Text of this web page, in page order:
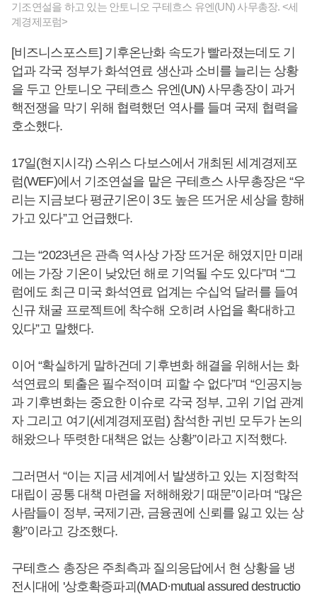
기조연설을 하고 있는 안토니오 구테흐스 유엔(UN) 사무총장. <세
계경제포럼>
[비즈니스포스트] 기후온난화 속도가 빨라졌는데도 기
업과 각국 정부가 화석연료 생산과 소비를 늘리는 상황
을 두고 안토니오 구테흐스 유엔(UN) 사무총장이 과거
핵전쟁을 막기 위해 협력했던 역사를 들며 국제 협력을
호소했다.
17일(현지시각) 스위스 다보스에서 개최된 세계경제포
럼(WEF)에서 기조연설을 맡은 구테흐스 사무총장은 “우
리는 지금보다 평균기온이 3도 높은 뜨거운 세상을 향해
가고 있다”고 언급했다.
그는 “2023년은 관측 역사상 가장 뜨거운 해였지만 미래
에는 가장 기온이 낮았던 해로 기억될 수도 있다”며 “그
럼에도 최근 미국 화석연료 업계는 수십억 달러를 들여
신규 채굴 프로젝트에 착수해 오히려 사업을 확대하고
있다”고 말했다.
이어 “확실하게 말하건데 기후변화 해결을 위해서는 화
석연료의 퇴출은 필수적이며 피할 수 없다”며 “인공지능
과 기후변화는 중요한 이슈로 각국 정부, 고위 기업 관계
자 그리고 여기(세계경제포럼) 참석한 귀빈 모두가 논의
해왔으나 뚜렷한 대책은 없는 상황”이라고 지적했다.
그러면서 “이는 지금 세계에서 발생하고 있는 지정학적
대립이 공통 대책 마련을 저해해왔기 때문”이라며 “많은
사람들이 정부, 국제기관, 금융권에 신뢰를 잃고 있는 상
황”이라고 강조했다.
구테흐스 총장은 주최측과 질의응답에서 현 상황을 냉
전시대에 '상호확증파괴(MAD·mutual assured destructio